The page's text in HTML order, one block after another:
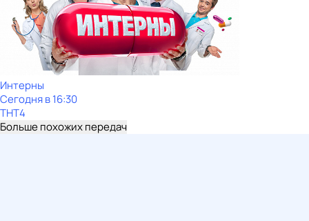
Интерны
Сегодня в 16:30
ТНТ4
Больше похожих передач